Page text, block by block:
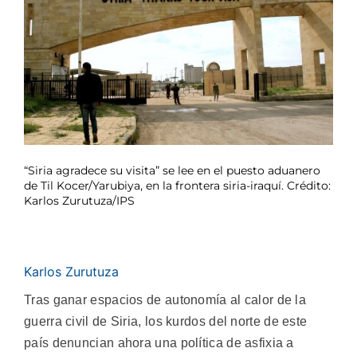
“Siria agradece su visita” se lee en el puesto aduanero
de Til Kocer/Yarubiya, en la frontera siria-iraquí. Crédito:
Karlos Zurutuza/IPS
Karlos Zurutuza
Tras ganar espacios de autonomía al calor de la
guerra civil de Siria, los kurdos del norte de este
país denuncian ahora una política de asfixia a